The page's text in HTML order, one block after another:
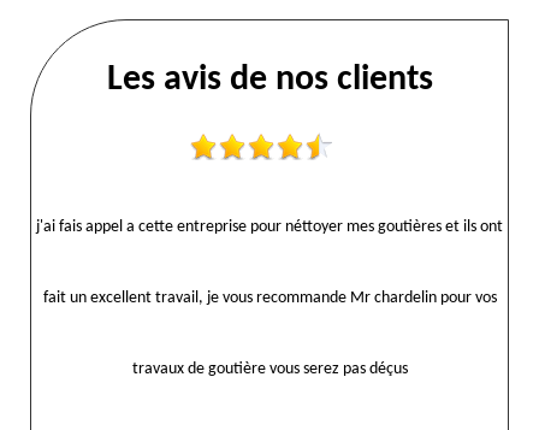
Les avis de nos clients
j'ai fais appel a cette entreprise pour néttoyer mes goutières et ils ont
fait un excellent travail, je vous recommande Mr chardelin pour vos
travaux de goutière vous serez pas déçus